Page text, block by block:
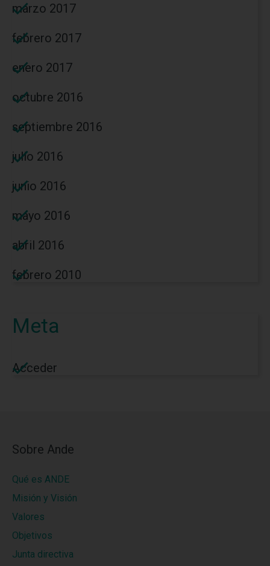
marzo 2017
febrero 2017
enero 2017
octubre 2016
septiembre 2016
julio 2016
junio 2016
mayo 2016
abril 2016
febrero 2010
Meta
Acceder
Sobre Ande
Qué es ANDE
Misión y Visión
Valores
Objetivos
Junta directiva